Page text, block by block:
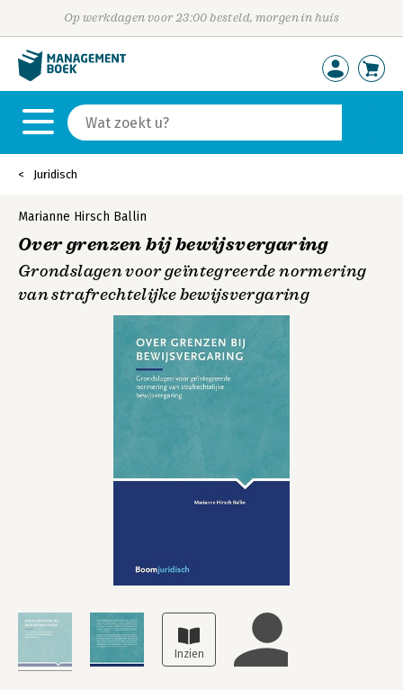
Op werkdagen voor 23:00 besteld, morgen in huis
Juridisch
Marianne Hirsch Ballin
Over grenzen bij bewijsvergaring
Grondslagen voor geïntegreerde normering
van strafrechtelijke bewijsvergaring